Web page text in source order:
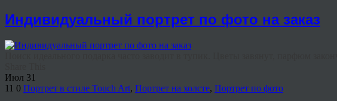
Индивидуальный портрет по фото на заказ
Июл 31
11 0 Портрет в стиле Touch Art, Портрет на холсте, Портрет по фото